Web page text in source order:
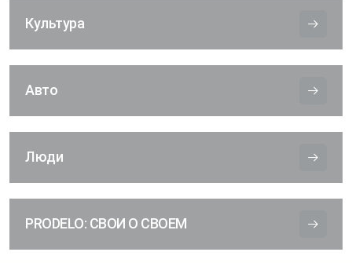
Культура
Авто
Люди
PRODELO: СВОИ О СВОЕМ